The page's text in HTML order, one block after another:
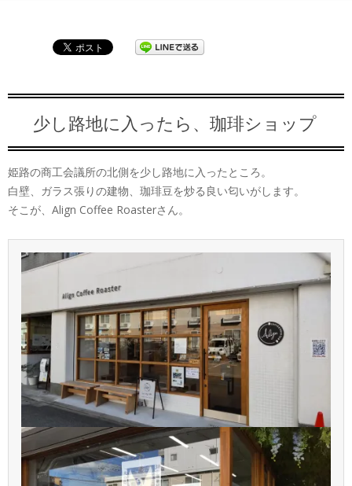
少し路地に入ったら、珈琲ショップ
姫路の商工会議所の北側を少し路地に入ったところ。
白壁、ガラス張りの建物、珈琲豆を炒る良い匂いがします。
そこが、Align Coffee Roasterさん。